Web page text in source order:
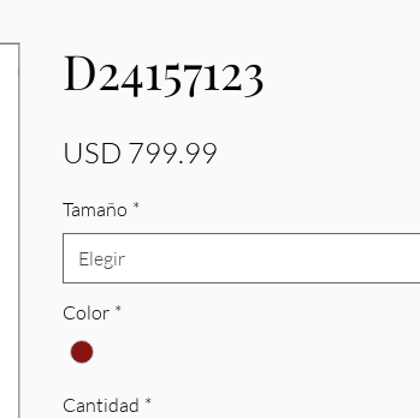
D24157123
USD 799.99
Tamaño *
Elegir
Color *
Cantidad *